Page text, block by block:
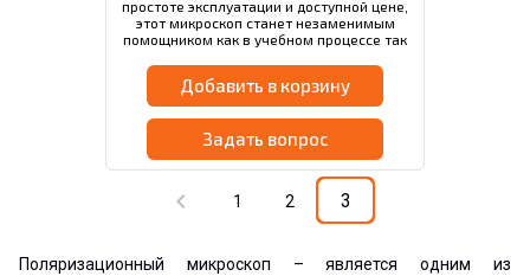
простоте эксплуатации и доступной цене,
этот микроскоп станет незаменимым
помощником как в учебном процессе так
Добавить в корзину
Задать вопрос
chevron_left 1 2 3
Поляризационный микроскоп – является одним из